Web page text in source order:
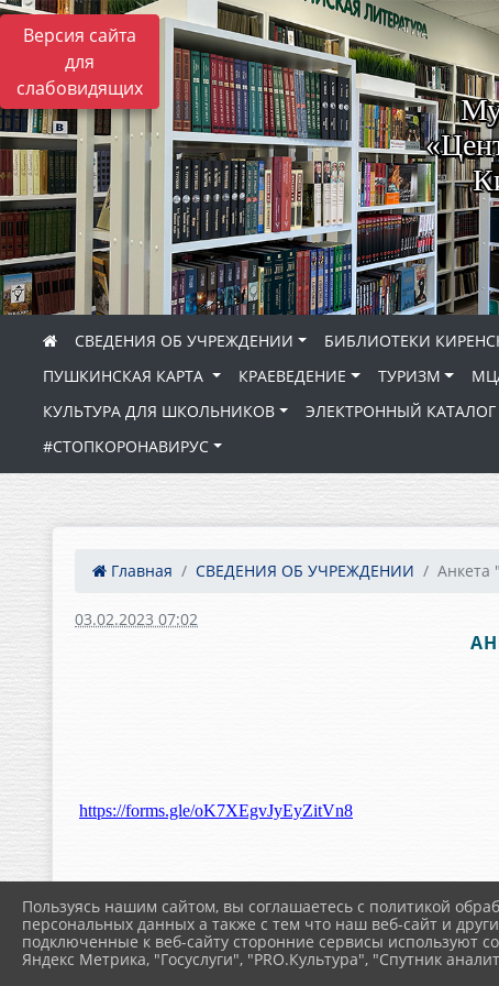
Версия сайта
для
слабовидящих
СВЕДЕНИЯ ОБ УЧРЕЖДЕНИИ БИБЛИОТЕКИ
ПУШКИНСКАЯ КАРТА
КРАЕВЕДЕНИЕ ТУРИЗМ
КУЛЬТУРА ДЛЯ ШКОЛЬНИКОВ
ЭЛЕКТРОННЫЙ КАТАЛОГ
#СТОПКОРОНАВИРУС
Главная СВЕДЕНИЯ ОБ УЧРЕЖДЕНИИ Анкета
03.02.2023 07:02
https://forms.gle/oK7XEgvJyEyZitVn8
Пользуясь нашим сайтом, вы соглашаетесь с политикой
персональных данных а также с тем что наш веб-сайт и
подключенные к веб-сайту сторонние сервисы используют
Яндекс Метрика, "Госуслуги", "PRO.Культура", "Спутник